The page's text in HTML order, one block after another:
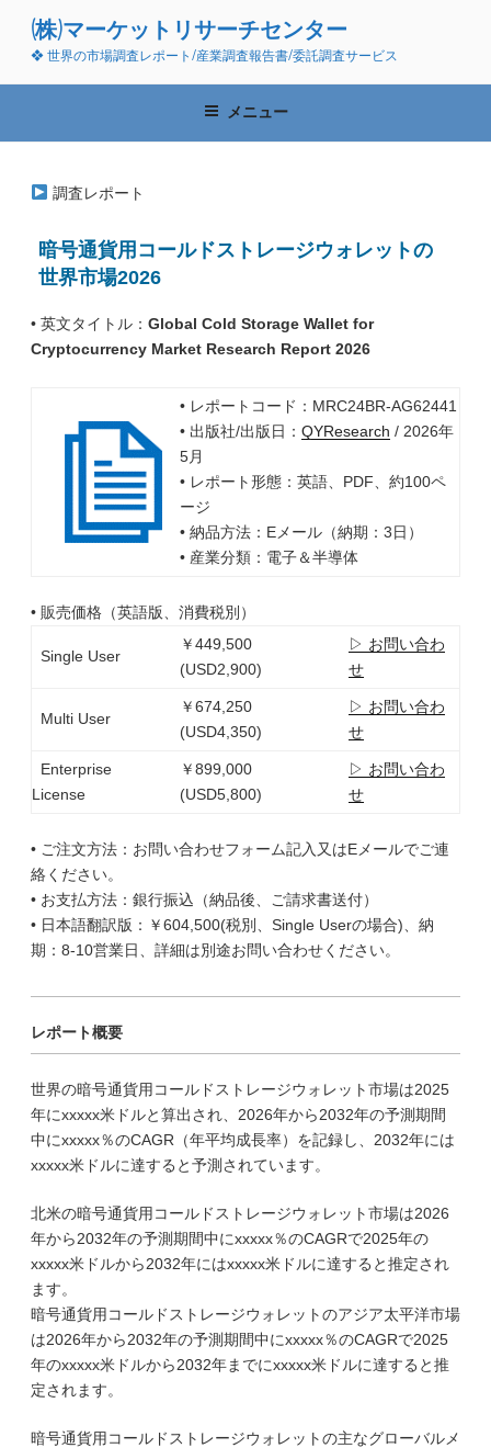
ン
(株)マーケットリサーチセンター
❖ 世界の市場調査レポート/産業調査報告書/委託調査サービス
メニュー
調査レポート
暗号通貨用コールドストレージウォレットの
世界市場2026
• 英文タイトル： Global Cold Storage Wallet for
Cryptocurrency Market Research Report 2026
• レポートコード：MRC24BR-AG62441
• 出版社/出版日： QYResearch / 2026年
5月
• レポート形態：英語、PDF、約100ペ
ージ
• 納品方法：Eメール（納期：3日）
• 産業分類：電子＆半導体
• 販売価格（英語版、消費税別）
Single User
￥449,500
(USD2,900)
▷ お問い合わ
せ
Multi User
￥674,250
(USD4,350)
▷ お問い合わ
せ
Enterprise
License
￥899,000
(USD5,800)
▷ お問い合わ
せ
• ご注文方法：お問い合わせフォーム記入又はEメールでご連
絡ください。
• お支払方法：銀行振込（納品後、ご請求書送付）
• 日本語翻訳版：￥604,500(税別、Single Userの場合)、納
期：8-10営業日、詳細は別途お問い合わせください。
レポート概要
世界の暗号通貨用コールドストレージウォレット市場は2025
年にxxxxx米ドルと算出され、2026年から2032年の予測期間
中にxxxxx％のCAGR（年平均成長率）を記録し、2032年には
xxxxx米ドルに達すると予測されています。
北米の暗号通貨用コールドストレージウォレット市場は2026
年から2032年の予測期間中にxxxxx％のCAGRで2025年の
xxxxx米ドルから2032年にはxxxxx米ドルに達すると推定され
ます。
暗号通貨用コールドストレージウォレットのアジア太平洋市場
は2026年から2032年の予測期間中にxxxxx％のCAGRで2025
年のxxxxx米ドルから2032年までにxxxxx米ドルに達すると推
定されます。
暗号通貨用コールドストレージウォレットの主なグローバルメ